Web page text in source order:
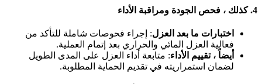
4. كذلك ، فحص الجودة ومراقبة الأداء
اختبارات ما بعد العزل: إجراء فحوصات شاملة للتأكد من
فعالية العزل المائي والحراري بعد إتمام العملية.
أيضاً ، تقييم الأداء: متابعة أداء العزل على المدى الطويل
لضمان استمراريته في تقديم الحماية المطلوبة.